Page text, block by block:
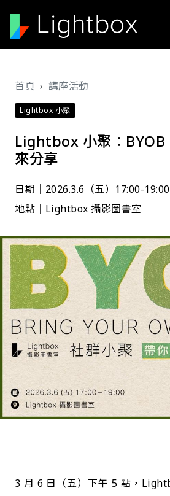
導航連結
首頁 講座活動
Lightbox 小聚
Lightbox 小聚：BYOB
來分享󠀠
日期│2026.3.6（五）17:00-19:00
地點│Lightbox 攝影圖書室
3 月 6 日（五）下午 5 點，